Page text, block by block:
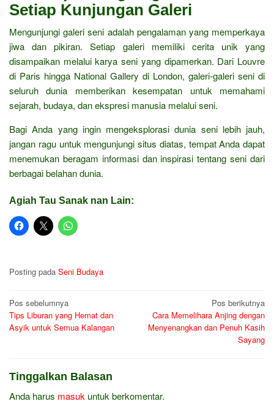
Setiap Kunjungan Galeri
Mengunjungi galeri seni adalah pengalaman yang memperkaya
jiwa dan pikiran. Setiap galeri memiliki cerita unik yang
disampaikan melalui karya seni yang dipamerkan. Dari Louvre
di Paris hingga National Gallery di London, galeri-galeri seni di
seluruh dunia memberikan kesempatan untuk memahami
sejarah, budaya, dan ekspresi manusia melalui seni.
Bagi Anda yang ingin mengeksplorasi dunia seni lebih jauh,
jangan ragu untuk mengunjungi situs diatas, tempat Anda dapat
menemukan beragam informasi dan inspirasi tentang seni dari
berbagai belahan dunia.
Agiah Tau Sanak nan Lain:
Posting pada Seni Budaya
Navigasi
pos
Pos sebelumnya
Tips Liburan yang Hemat dan
Asyik untuk Semua Kalangan
Pos berikutnya
Cara Memelihara Anjing dengan
Menyenangkan dan Penuh Kasih
Sayang
Tinggalkan Balasan
Anda harus masuk untuk berkomentar.